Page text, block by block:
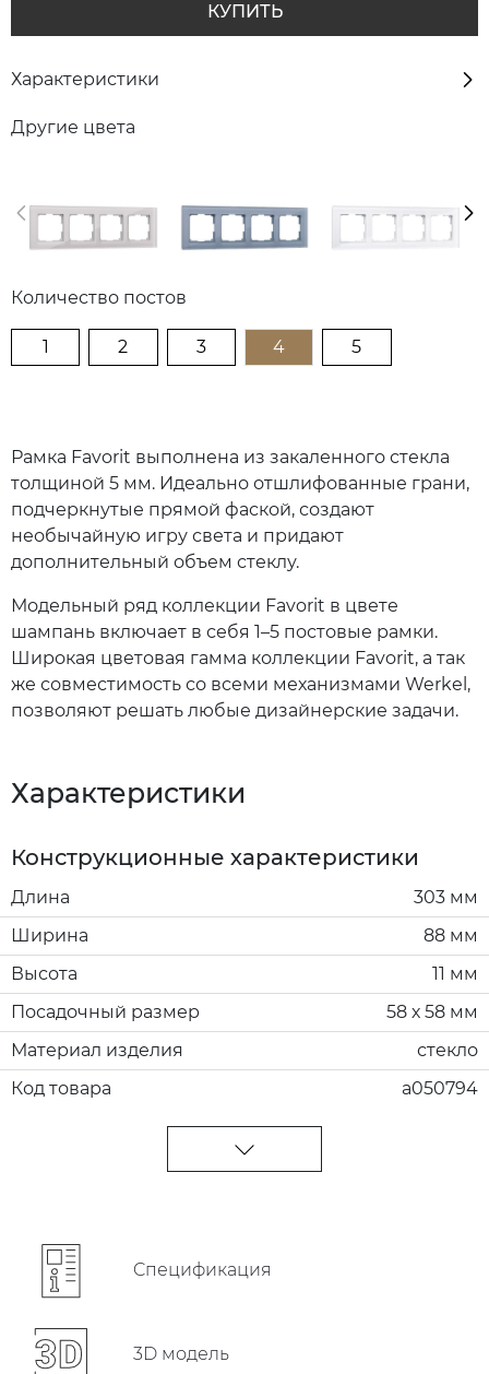
КУПИТЬ
Характеристики
Другие цвета
Количество постов
1 2 3 4 5
Рамка Favorit выполнена из закаленного стекла
толщиной 5 мм. Идеально отшлифованные грани,
подчеркнутые прямой фаской, создают
необычайную игру света и придают
дополнительный объем стеклу.
Модельный ряд коллекции Favorit в цвете
шампань включает в себя 1–5 постовые рамки.
Широкая цветовая гамма коллекции Favorit, а так
же совместимость со всеми механизмами Werkel,
позволяют решать любые дизайнерские задачи.
Характеристики
Конструкционные характеристики
Длина
303 мм
Ширина
88 мм
Высота
11 мм
Посадочный размер
58 х 58 мм
Материал изделия
стекло
Код товара
a050794
Cпецификация
3D модель